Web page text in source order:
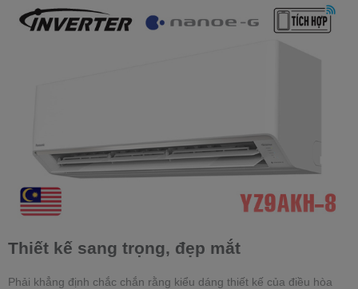
Thiết kế sang trọng, đẹp mắt
Phải khẳng định chắc chắn rằng kiểu dáng thiết kế của điều hòa